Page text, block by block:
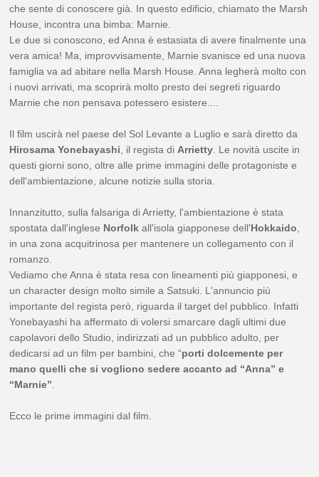
che sente di conoscere già. In questo edificio, chiamato the Marsh
House, incontra una bimba: Marnie.
Le due si conoscono, ed Anna è estasiata di avere finalmente una
vera amica! Ma, improvvisamente, Marnie svanisce ed una nuova
famiglia va ad abitare nella Marsh House. Anna legherà molto con
i nuovi arrivati, ma scoprirà molto presto dei segreti riguardo
Marnie che non pensava potessero esistere....
Il film uscirà nel paese del Sol Levante a Luglio e sarà diretto da
Hirosama Yonebayashi, il regista diArrietty. Le novità uscite in
questi giorni sono, oltre alle prime immagini delle protagoniste e
dell'ambientazione, alcune notizie sulla storia.
Innanzitutto, sulla falsariga di Arrietty, l'ambientazione è stata
spostata dall'inglese Norfolk all'isola giapponese dell'Hokkaido,
in una zona acquitrinosa per mantenere un collegamento con il
romanzo.
Vediamo che Anna è stata resa con lineamenti più giapponesi, e
un character design molto simile a Satsuki. L'annuncio più
importante del regista però, riguarda il target del pubblico. Infatti
Yonebayashi ha affermato di volersi smarcare dagli ultimi due
capolavori dello Studio, indirizzati ad un pubblico adulto, per
dedicarsi ad un film per bambini, che “porti dolcemente per
mano quelli che si vogliono sedere accanto ad “Anna” e
“Marnie”.
Ecco le prime immagini dal film.